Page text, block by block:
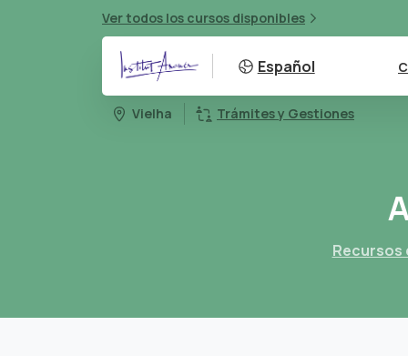
Ver todos los cursos disponibles
Español
Vielha Trámites y Gestiones
Recursos